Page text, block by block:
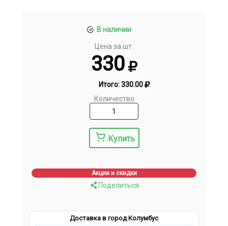
В наличии
Цена за шт.
330
Итого:330.00
Количество
Купить
Акции и скидки
Поделиться
Доставка в город Колумбус